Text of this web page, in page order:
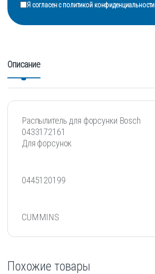
Я согласен сполитикой конфиденциальности
Описание
Распылитель для форсунки Bosch
0433172161
Для форсунок
0445120199
CUMMINS
Похожие товары